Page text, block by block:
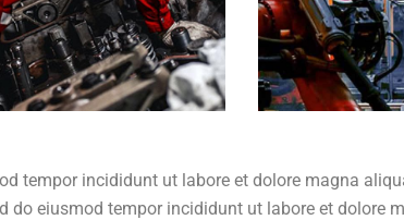
tempor incididunt ut labore et dolore magna
do eiusmod tempor incididunt ut labore et dolore